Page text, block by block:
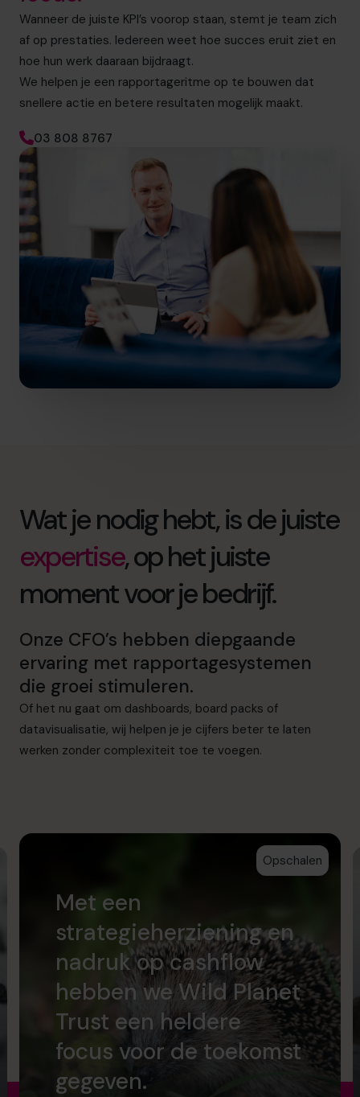
Wanneer de juiste KPI’s voorop staan, stemt je team zich
af op prestaties. Iedereen weet hoe succes eruit ziet en
hoe hun werk daaraan bijdraagt.
We helpen je een rapportageritme op te bouwen dat
snellere actie en betere resultaten mogelijk maakt.
03 808 8767
Wat je nodig hebt, is de juiste
expertise, op het juiste
moment voor je bedrijf.
Onze CFO’s hebben diepgaande
ervaring met rapportagesystemen
die groei stimuleren.
Of het nu gaat om dashboards, board packs of
datavisualisatie, wij helpen je je cijfers beter te laten
werken zonder complexiteit toe te voegen.
Opschalen
Met een
strategieherziening en
nadruk op cashflow
hebben we Wild Planet
Trust een heldere
focus voor de toekomst
gegeven.